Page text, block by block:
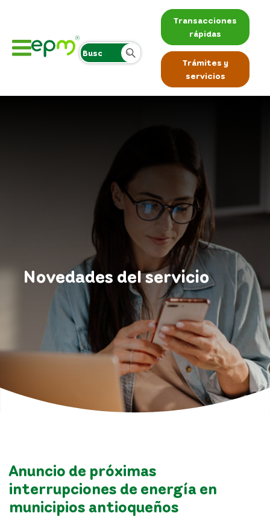
Transacciones
rápidas
Trámites y
servicios
Novedades del servicio
Anuncio de próximas
interrupciones de energía en
municipios antioqueños